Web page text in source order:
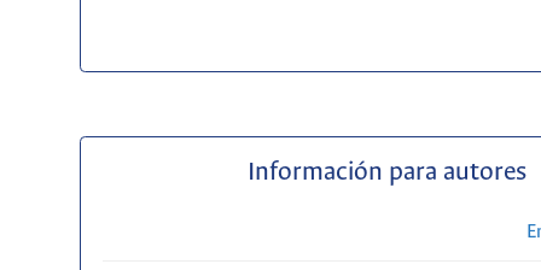
Información para autores